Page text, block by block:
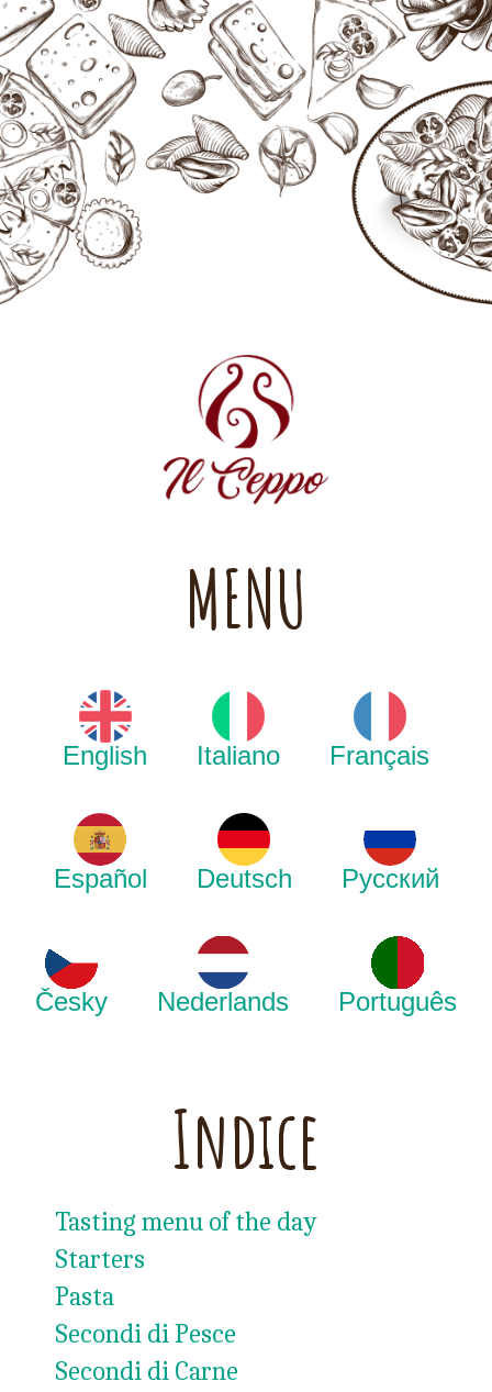
MENU
English Italiano Français
Español Deutsch Русский
Česky Nederlands Português
Indice
Tasting menu of the day
Starters
Pasta
Secondi di Pesce
Secondi di Carne